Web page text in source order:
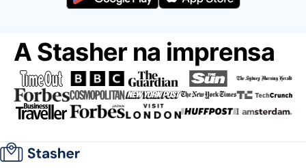
A Stasher na imprensa